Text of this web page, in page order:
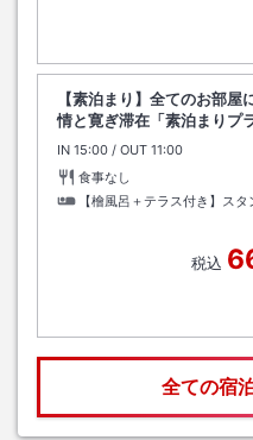
【素泊まり】全てのお部
情と寛ぎ滞在「素泊まりプ
IN チェックイン
15:00 / OUT チェックアウト
11:00
食事なし
【檜風呂＋テラス付き】ス
税込
全ての宿